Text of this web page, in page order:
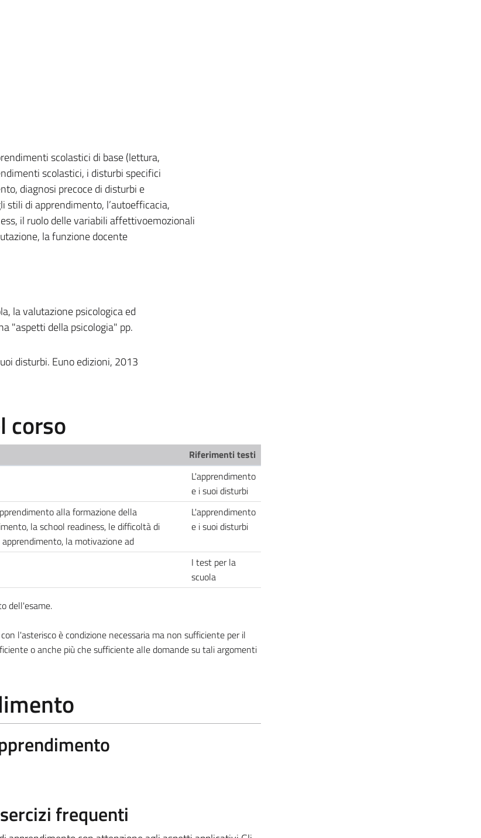
scolastici di base (lettura,
scolastici, i disturbi specifici
diagnosi precoce di disturbi e
di apprendimento, l’autoefficacia,
il ruolo delle variabili affettivoemozionali
la funzione docente
la valutazione psicologica ed
"aspetti della psicologia" pp.
disturbi. Euno edizioni, 2013
corso
Riferimenti testi
L'apprendimento
e i suoi disturbi
alla formazione della
la school readiness, le difficoltà di
la motivazione ad
L'apprendimento
e i suoi disturbi
I test per la
scuola
dell'esame.
l'asterisco è condizione necessaria ma non sufficiente per il
o anche più che sufficiente alle domande su tali argomenti
frequenti